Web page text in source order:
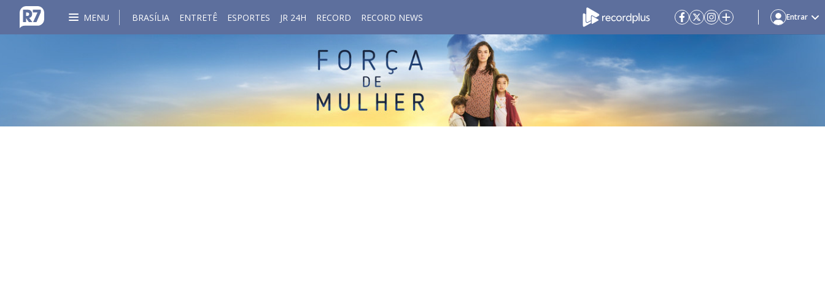
MENU BRASÍLIA ENTRETÊ ESPORTES JR 24H RECORD RECORD NEWS Entrar